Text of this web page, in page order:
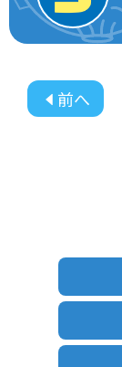
前へ